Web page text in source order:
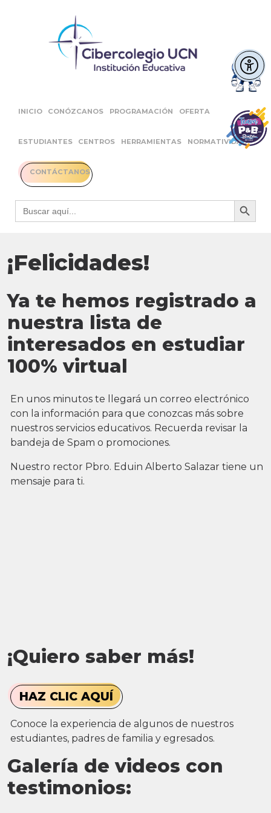
INICIO CONÓZCANOS PROGRAMACIÓN OFERTA
ESTUDIANTES CENTROS HERRAMIENTAS NORMATIVIDAD
CONTÁCTANOS
Buscar: Botón
¡Felicidades!
Ya te hemos registrado a
nuestra lista de
interesados en estudiar
100% virtual
En unos minutos te llegará un correo electrónico
con la información para que conozcas más sobre
nuestros servicios educativos. Recuerda revisar la
bandeja de Spam o promociones.
Nuestro rector Pbro. Eduin Alberto Salazar tiene un
mensaje para ti.
¡Quiero saber más!
HAZ CLIC AQUÍ
Conoce la experiencia de algunos de nuestros
estudiantes, padres de familia y egresados.
Galería de videos con
testimonios: